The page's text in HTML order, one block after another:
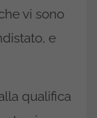
vi sono
e
qualifica